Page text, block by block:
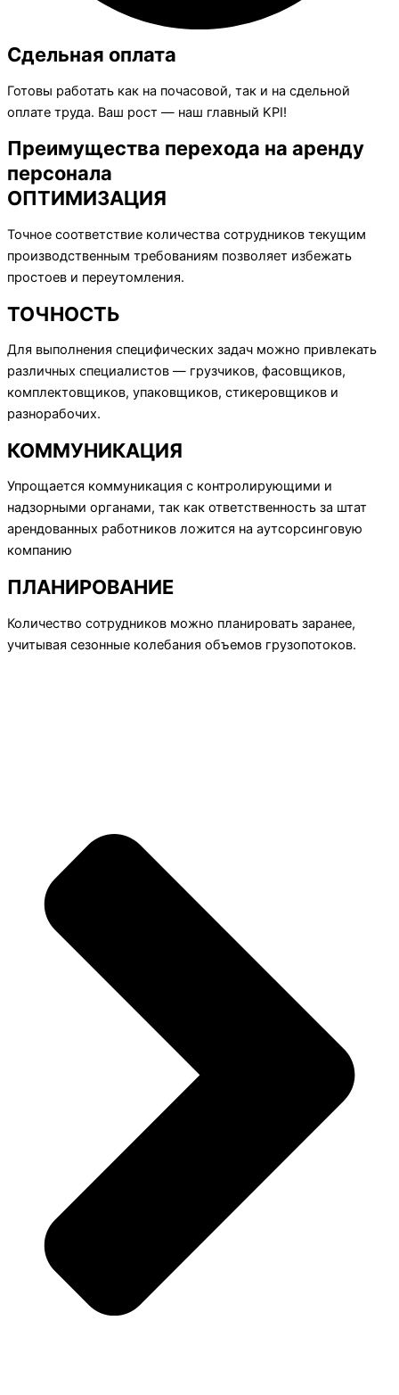
Сдельная оплата
Готовы работать как на почасовой, так и на сдельной
оплате труда. Ваш рост — наш главный KPI!
Преимущества перехода на аренду
персонала
ОПТИМИЗАЦИЯ
Точное соответствие количества сотрудников текущим
производственным требованиям позволяет избежать
простоев и переутомления.
ТОЧНОСТЬ
Для выполнения специфических задач можно привлекать
различных специалистов — грузчиков, фасовщиков,
комплектовщиков, упаковщиков, стикеровщиков и
разнорабочих.
КОММУНИКАЦИЯ
Упрощается коммуникация с контролирующими и
надзорными органами, так как ответственность за штат
арендованных работников ложится на аутсорсинговую
компанию
ПЛАНИРОВАНИЕ
Количество сотрудников можно планировать заранее,
учитывая сезонные колебания объемов грузопотоков.